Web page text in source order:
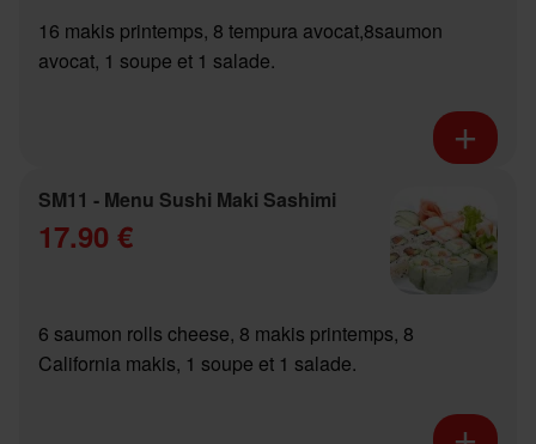
16 makis printemps, 8 tempura avocat,8saumon
avocat, 1 soupe et 1 salade.
SM11 - Menu Sushi Maki Sashimi
17.90 €
6 saumon rolls cheese, 8 makis printemps, 8
California makis, 1 soupe et 1 salade.